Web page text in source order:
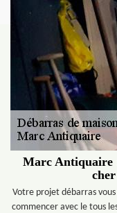
Marc Antiquaire
Votre projet débarras
commencer avec le tous